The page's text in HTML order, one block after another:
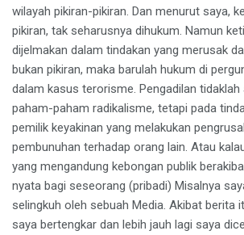
wilayah pikiran-pikiran. Dan menurut saya,
pikiran, tak seharusnya dihukum. Namun
dijelmakan dalam tindakan yang merusak
bukan pikiran, maka barulah hukum di
dalam kasus terorisme. Pengadilan tidaklah
paham-paham radikalisme, tetapi pada
pemilik keyakinan yang melakukan
pembunuhan terhadap orang lain. Atau
yang mengandung kebongan publik
nyata bagi seseorang (pribadi) Misalnya
selingkuh oleh sebuah Media. Akibat berita
saya bertengkar dan lebih jauh lagi saya